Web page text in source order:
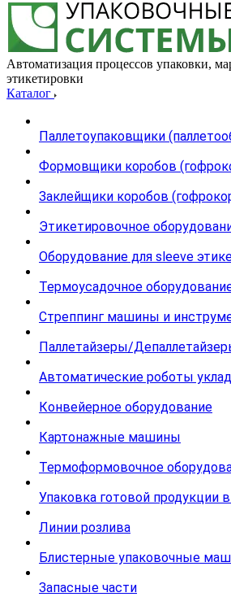
Автоматизация процессов упаковки,
этикетировки
Каталог
Паллетоупаковщики
Формовщики коробов
Заклейщики коробов
Этикетировочное
Оборудование для sleeve
Термоусадочное
Стреппинг машины и
Паллетайзеры/
Автоматические роботы
Конвейерное оборудование
Картонажные машины
Термоформовочное
Упаковка готовой продукции
Линии розлива
Блистерные упаковочные
Запасные части